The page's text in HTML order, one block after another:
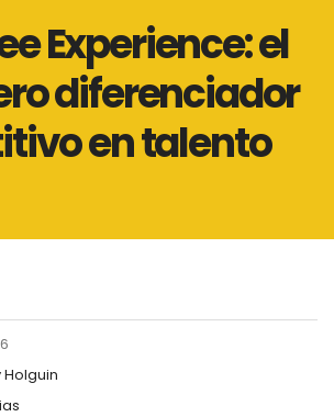
Experience: el
diferenciador
en talento
Holguin